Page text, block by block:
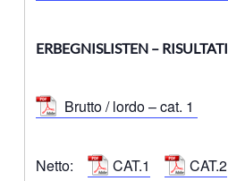
ERBEGNISLISTEN – RISULTATI
Brutto / lordo – cat. 1
Netto: CAT.1 CAT.2